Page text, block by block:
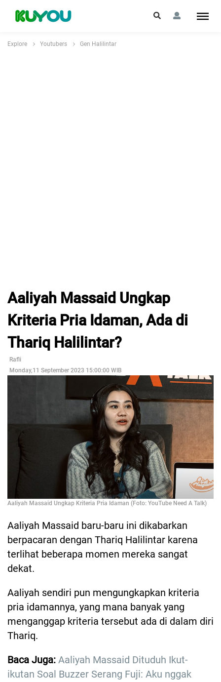
Explore Youtubers Gen Halilintar
Aaliyah Massaid Ungkap
Kriteria Pria Idaman, Ada di
Thariq Halilintar?
Rafli
Monday,11 September 2023 15:00:00 WIB
Aaliyah Massaid Ungkap Kriteria Pria Idaman (Foto: YouTube Need A Talk)
Aaliyah Massaid baru-baru ini dikabarkan
berpacaran dengan Thariq Halilintar karena
terlihat beberapa momen mereka sangat
dekat.
Aaliyah sendiri pun mengungkapkan kriteria
pria idamannya, yang mana banyak yang
menganggap kriteria tersebut ada di dalam diri
Thariq.
Baca Juga: Aaliyah Massaid Dituduh Ikut-
ikutan Soal Buzzer Serang Fuji: Aku nggak